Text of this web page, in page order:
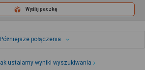
Wyślij paczkę
Późniejsze połączenia
ustalamy wyniki wyszukiwania